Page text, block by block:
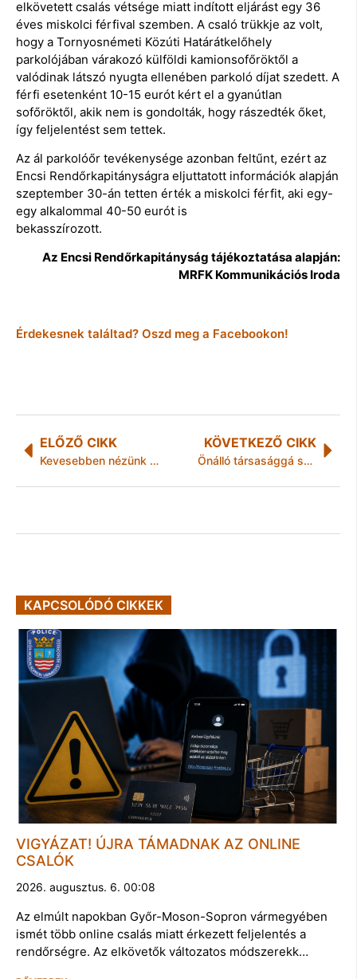
elkövetett csalás vétsége miatt indított eljárást egy 36
éves miskolci férfival szemben. A csaló trükkje az volt,
hogy a Tornyosnémeti Közúti Határátkelőhely
parkolójában várakozó külföldi kamionsofőröktől a
valódinak látszó nyugta ellenében parkoló díjat szedett. A
férfi esetenként 10-15 eurót kért el a gyanútlan
sofőröktől, akik nem is gondolták, hogy rászedték őket,
így feljelentést sem tettek.
Az ál parkolóőr tevékenysége azonban feltűnt, ezért az
Encsi Rendőrkapitányságra eljuttatott információk alapján
szeptember 30-án tetten érték a miskolci férfit, aki egy-
egy alkalommal 40-50 eurót is
bekasszírozott.
Az Encsi Rendőrkapitányság tájékoztatása alapján:
MRFK Kommunikációs Iroda
Érdekesnek találtad? Oszd meg a Facebookon!
ELŐZŐ CIKK
Kevesebben nézünk tv-t?
KÖVETKEZŐ CIKK
Önálló társasággá szerveződött a Sportcentrum
KAPCSOLÓDÓ CIKKEK
VIGYÁZAT! ÚJRA TÁMADNAK AZ ONLINE
CSALÓK
2026. augusztus. 6. 00:08
Az elmúlt napokban Győr-Moson-Sopron vármegyében
ismét több online csalás miatt érkezett feljelentés a
rendőrségre. Az elkövetők változatos módszerekk…